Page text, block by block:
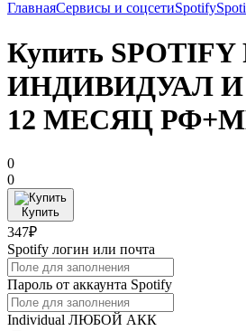
ГлавнаяСервисы и соцсетиSpotify
Купить
ИНДИВИДУАЛ И
12 МЕСЯЦ
0
0
Купить
347₽
Spotify логин или почта
Пароль от аккаунта Spotify
Individual ЛЮБОЙ АКК